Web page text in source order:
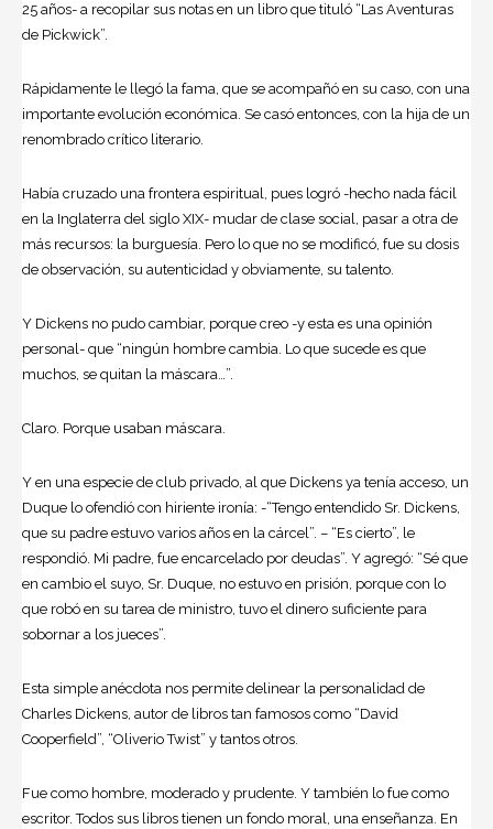
25 años- a recopilar sus notas en un libro que tituló “Las Aventuras
de Pickwick”.
Rápidamente le llegó la fama, que se acompañó en su caso, con una
importante evolución económica. Se casó entonces, con la hija de un
renombrado crítico literario.
Había cruzado una frontera espiritual, pues logró -hecho nada fácil
en la Inglaterra del siglo XIX- mudar de clase social, pasar a otra de
más recursos: la burguesía. Pero lo que no se modificó, fue su dosis
de observación, su autenticidad y obviamente, su talento.
Y Dickens no pudo cambiar, porque creo -y esta es una opinión
personal- que “ningún hombre cambia. Lo que sucede es que
muchos, se quitan la máscara…”.
Claro. Porque usaban máscara.
Y en una especie de club privado, al que Dickens ya tenía acceso, un
Duque lo ofendió con hiriente ironía: -“Tengo entendido Sr. Dickens,
que su padre estuvo varios años en la cárcel”. – “Es cierto”, le
respondió. Mi padre, fue encarcelado por deudas”. Y agregó: “Sé que
en cambio el suyo, Sr. Duque, no estuvo en prisión, porque con lo
que robó en su tarea de ministro, tuvo el dinero suficiente para
sobornar a los jueces”.
Esta simple anécdota nos permite delinear la personalidad de
Charles Dickens, autor de libros tan famosos como “David
Cooperfield”, “Oliverio Twist” y tantos otros.
Fue como hombre, moderado y prudente. Y también lo fue como
escritor. Todos sus libros tienen un fondo moral, una enseñanza. En